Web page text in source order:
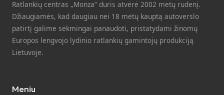
Ratlankių centras „Monza“ duris atvėrė 2002 metų rudenį.
Džiaugiamės, kad daugiau nei 18 metų kauptą autoverslo
patirtį galime sėkmingai panaudoti, pristatydami žinomų
Europos lengvojo lydinio ratlankių gamintojų produkciją
Lietuvoje.
Meniu